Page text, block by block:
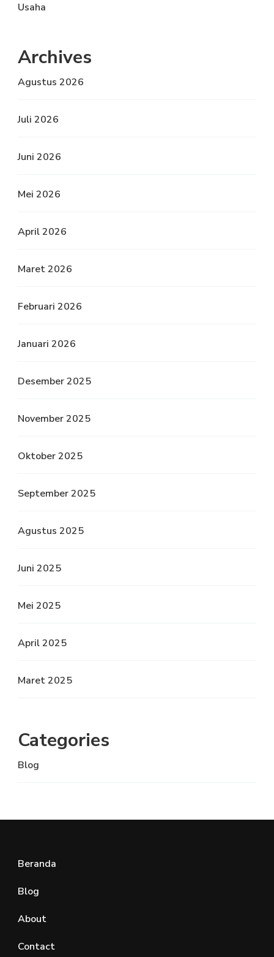
Usaha
Archives
Agustus 2026
Juli 2026
Juni 2026
Mei 2026
April 2026
Maret 2026
Februari 2026
Januari 2026
Desember 2025
November 2025
Oktober 2025
September 2025
Agustus 2025
Juni 2025
Mei 2025
April 2025
Maret 2025
Categories
Blog
Beranda
Blog
About
Contact